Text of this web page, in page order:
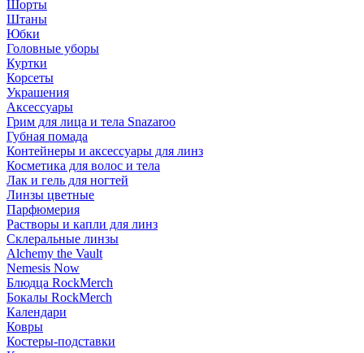
Шорты
Штаны
Юбки
Головные уборы
Куртки
Корсеты
Украшения
Аксессуары
Грим для лица и тела Snazaroo
Губная помада
Контейнеры и аксессуары для линз
Косметика для волос и тела
Лак и гель для ногтей
Линзы цветные
Парфюмерия
Растворы и капли для линз
Склеральные линзы
Alchemy the Vault
Nemesis Now
Блюдца RockMerch
Бокалы RockMerch
Календари
Ковры
Костеры-подставки